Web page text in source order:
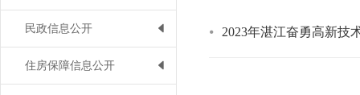
民政信息公开
住房保障信息公开
2023年湛江奋勇高新技